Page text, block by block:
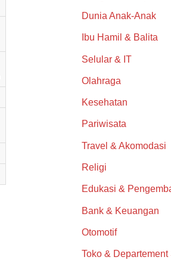
Dunia Anak-Anak
Ibu Hamil & Balita
Selular & IT
Olahraga
Kesehatan
Pariwisata
Travel & Akomodasi
Religi
Edukasi &
Bank & Keuangan
Otomotif
Toko & Departement